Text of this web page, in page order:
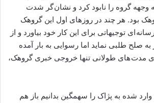
وجهه گروه را نابود کرد و نشان گر شدت
بود. هر چند در روزهای اول این گروهک
ای توجیهاتی برای این کار خود بیاورد و از
صلح طلبی نماید اما رسوایی به بار آمده
مدت های طولانی تنها خروجی خبری گروهک،
وارد شده به پژاک را سهمگین بدانیم باز هم